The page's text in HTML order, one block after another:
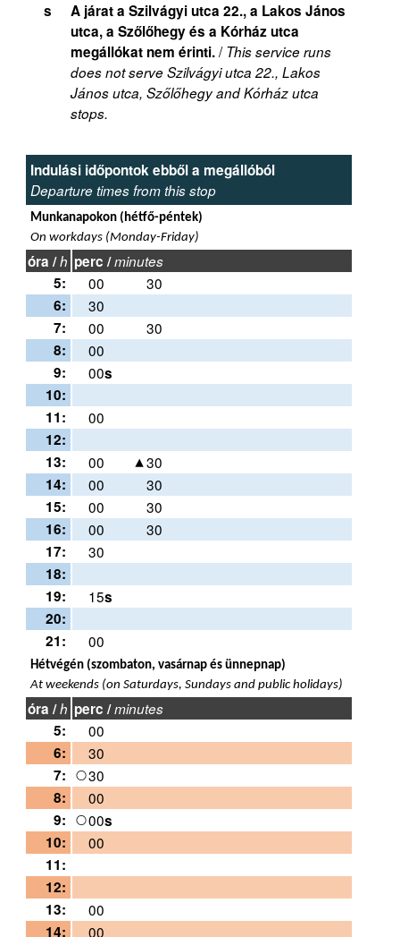
s
A járat a Szilvágyi utca 22., a Lakos János
utca, a Szőlőhegy és a Kórház utca
megállókat nem érinti./This service runs
does not serve Szilvágyi utca 22., Lakos
János utca, Szőlőhegy and Kórház utca
stops.
Indulási időpontok ebből a megállóból
Departure times from this stop
Munkanapokon (hétfő-péntek)
On workdays (Monday-Friday)
óra /h perc /minutes
5: 00
30
6:
30
7:
00
30
8:
00
9:
00s
10:
11:
00
12:
13:
00
30
14:
00
30
15:
00
30
16:
00
30
17:
30
18:
19:
15s
20:
21:
00
Hétvégén (szombaton, vasárnap és ünnepnap)
At weekends (on Saturdays, Sundays and public holidays)
óra /h perc /minutes
5:
00
6:
30
7:
30
8:
00
9:
00s
10:
00
11:
12:
13:
00
14:
00